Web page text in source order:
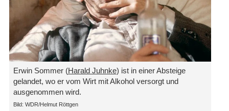
Erwin Sommer (Harald Juhnke) ist in einer Absteige
gelandet, wo er vom Wirt mit Alkohol versorgt und
ausgenommen wird.
Bild: WDR/​Helmut Röttgen